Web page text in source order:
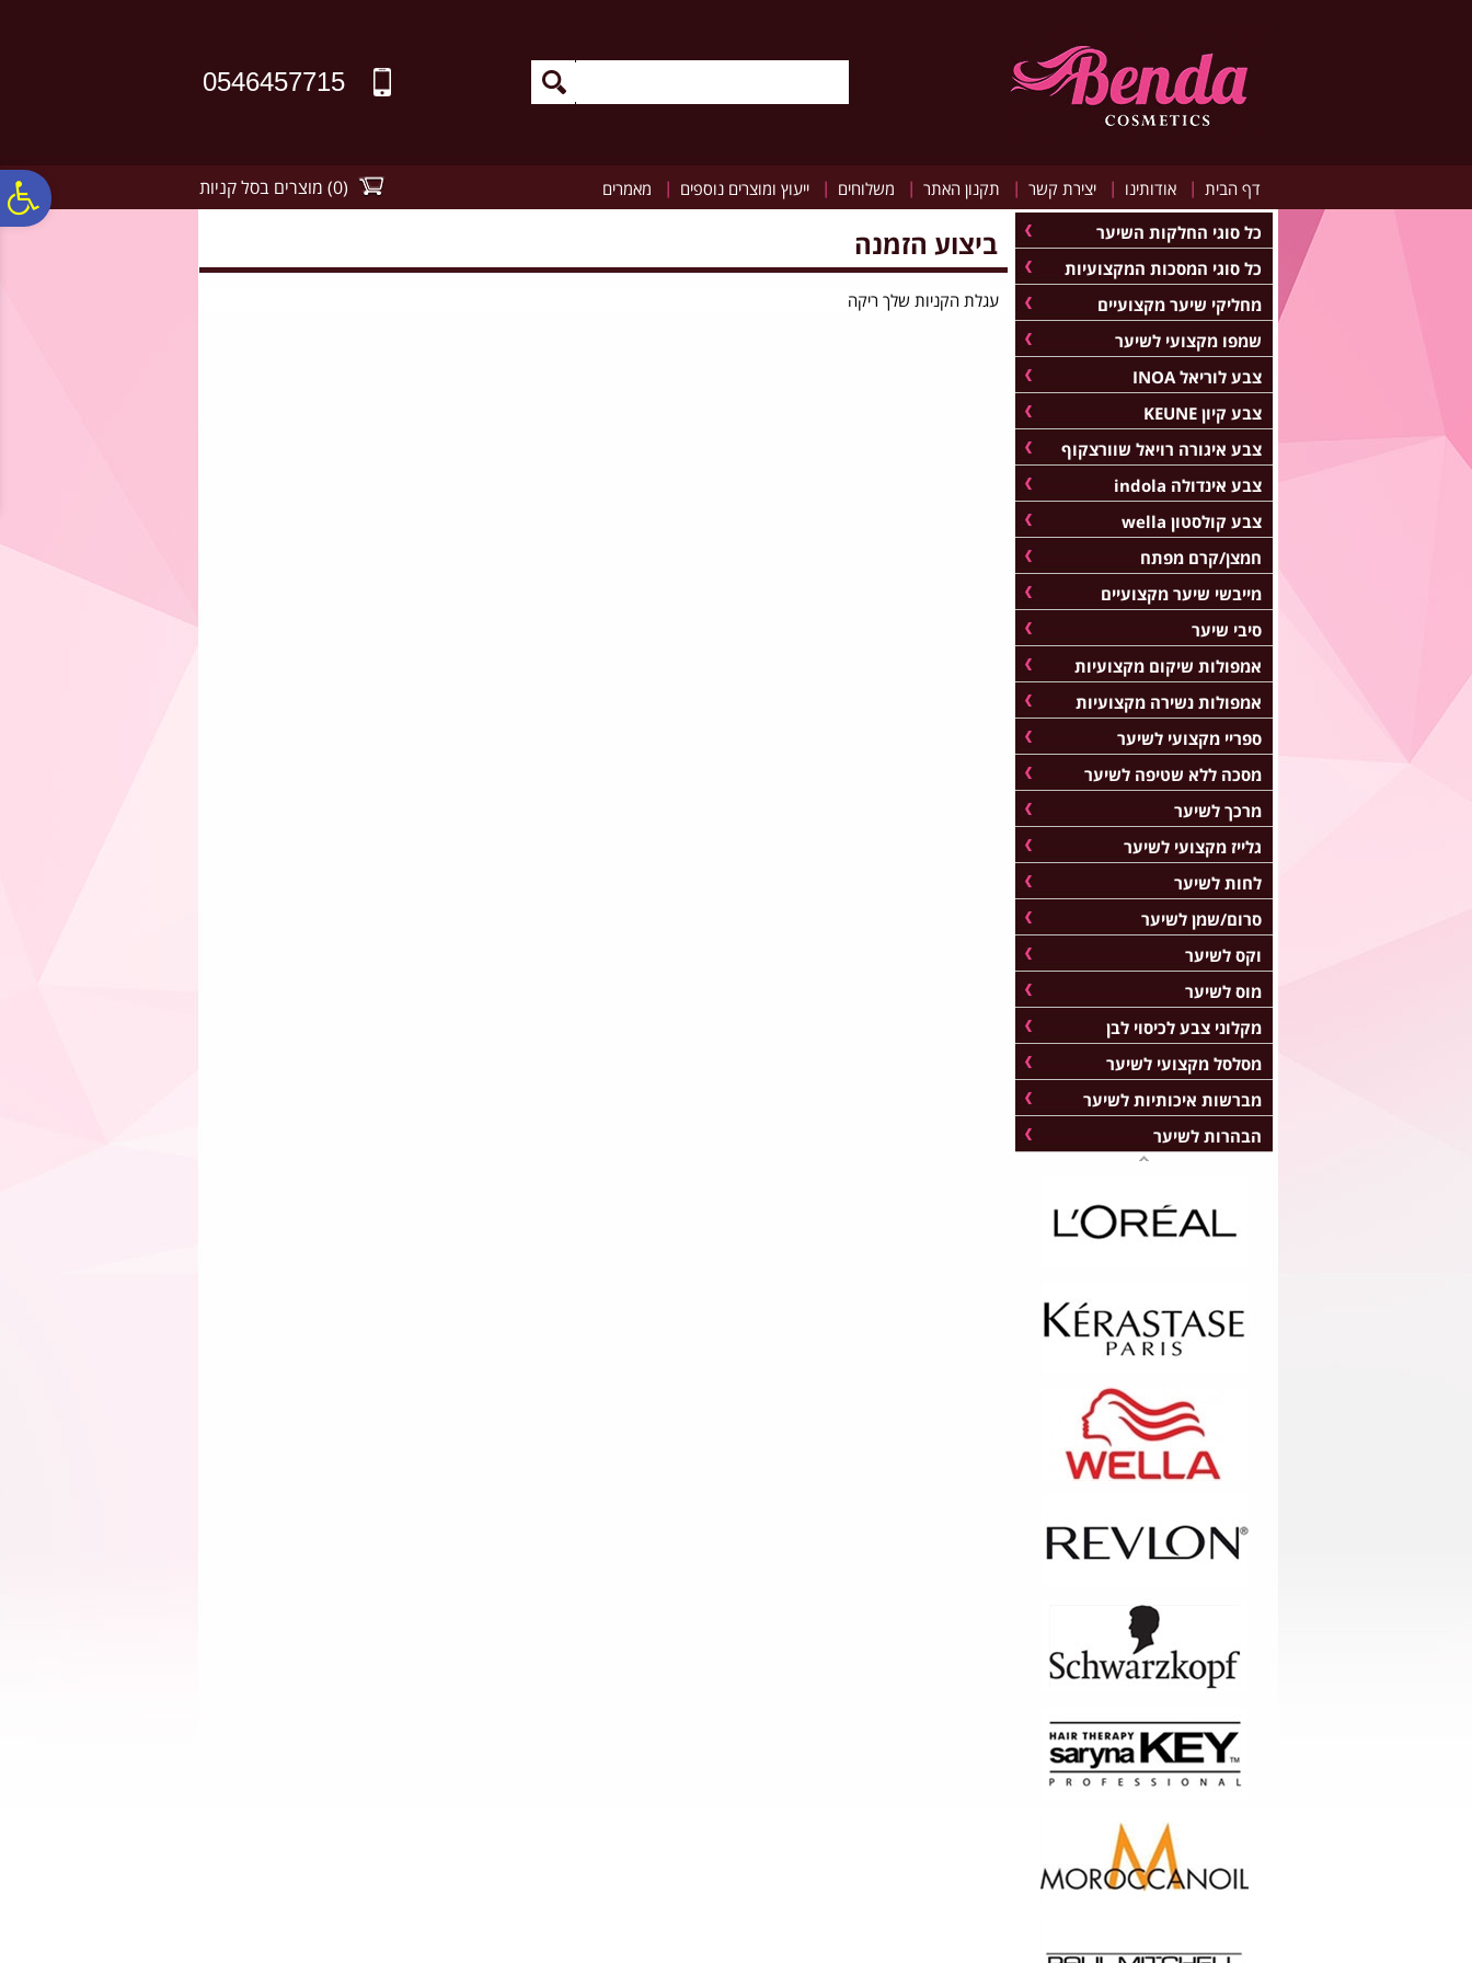
0546457715
דף הבית | אודותינו | יצירת קשר | תקנון האתר | משלוחים | ייעוץ ומוצרים נוספים | מאמרים (
0
) מוצרים בסל קניות
ביצוע הזמנה
עגלת הקניות שלך ריקה
כל סוגי החלקות השיער
כל סוגי המסכות המקצועיות
מחליקי שיער מקצועיים
שמפו מקצועי לשיער
צבע לוריאל INOA
צבע קיון KEUNE
צבע איגורה רויאל שוורצקוף
צבע אינדולה indola
צבע קולסטון wella
חמצן/קרם מפתח
מייבשי שיער מקצועיים
סיבי שיער
אמפולות שיקום מקצועיות
אמפולות נשירה מקצועיות
ספריי מקצועי לשיער
מסכה ללא שטיפה לשיער
מרכך לשיער
גלייז מקצועי לשיער
לחות לשיער
סרום/שמן לשיער
וקס לשיער
מוס לשיער
מקלוני צבע לכיסוי לבן
מסלסל מקצועי לשיער
מברשות איכותיות לשיער
הבהרות לשיער